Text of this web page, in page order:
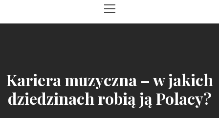
Menu
Kariera muzyczna – w jakich
dziedzinach robią ją Polacy?